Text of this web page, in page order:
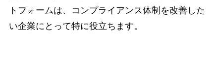
トフォームは、コンプライアンス体制を改善した
い企業にとって特に役立ちます。